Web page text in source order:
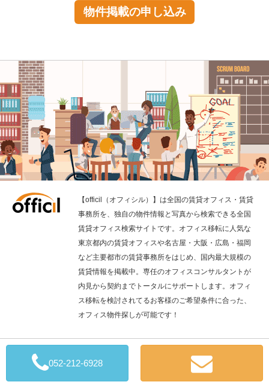
052-212-6928
物件掲載の申し込み
【officil（オフィシル）】は全国の賃貸オフィス・賃貸
事務所を、独自の物件情報と写真から検索できる全国
賃貸オフィス検索サイトです。オフィス移転に人気な
東京都内の賃貸オフィスや名古屋・大阪・広島・福岡
など主要都市の賃貸事務所をはじめ、国内最大規模の
賃貸情報を掲載中。専任のオフィスコンサルタントが
内見から契約までトータルにサポートします。オフィ
ス移転を検討されてるお客様のご希望条件に合った、
オフィス物件探しが可能です！
全国の賃貸オフィス検索の「officil」
Copyright © 2019 QuickConsulting CO., LTD.